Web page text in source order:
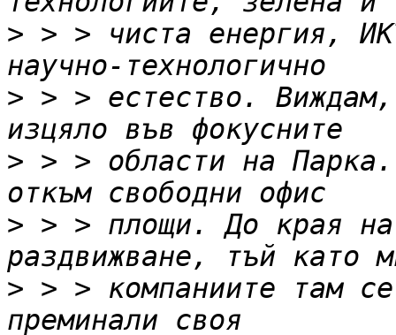
> > > чиста енергия,
> > > естество.
> > > области на
> > > площи. До края на
> > > компаниите там